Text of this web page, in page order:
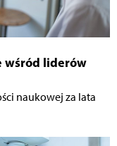
wśród liderów
naukowej za lata